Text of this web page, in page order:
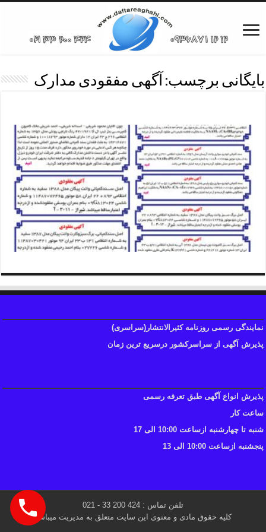
بایگانی برچسب: آگهی مفقودی مدارک
نمایندگی رسمی روزنامه کثیرالانتشار(سراسری)
پذیرش آگهی از سراسرکشور درسریع ترین زمان
پذیرش انواع آگهی طبق تعرفه رسمی
ساعت کار
شنبه تا چهارشنبه ازساعت 10:00 الی 17
پنجشنبه ازساعت 10:00 الی 13
تلفن تماس : 424 200 33 - 021
کلیه حقوق مادی و معنوی این سایت متعلق به مدیریت میباشد